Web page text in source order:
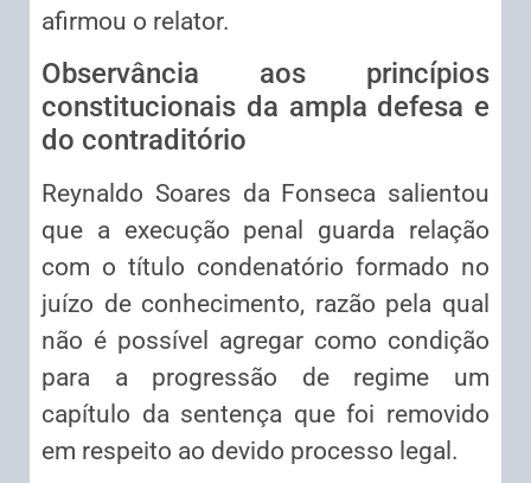
afirmou o relator.
Observância aos princípios
constitucionais da ampla defesa e
do contraditório
Reynaldo Soares da Fonseca salientou
que a execução penal guarda relação
com o título condenatório formado no
juízo de conhecimento, razão pela qual
não é possível agregar como condição
para a progressão de regime um
capítulo da sentença que foi removido
em respeito ao devido processo legal.